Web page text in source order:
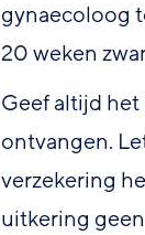
gynaecoloog
20 weken
Geef altijd het
ontvangen.
verzekering
uitkering